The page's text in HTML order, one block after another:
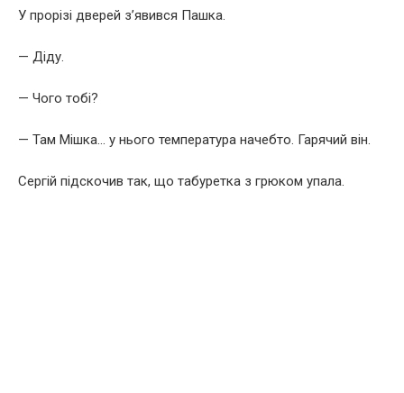
У прорізі дверей з’явився Пашка.
— Діду.
— Чого тобі?
— Там Мішка… у нього температура начебто. Гарячий він.
Сергій підскочив так, що табуретка з грюком упала.